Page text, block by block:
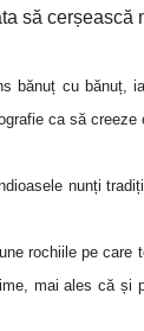
să cerșească
cu
ca să
nunți
rochiile pe
mai ales că și